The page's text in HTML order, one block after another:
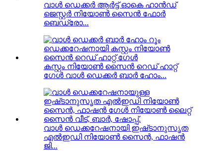
വാൾ ഡെക്കർ ആർട്ട് ഓകെ ഹാൻഡ്
ജെസ്റ്റർ നിയോൺ സൈൻ ഫോർ
ബെഡ്രോ...
കസ്റ്റം നിയോൺ സൈൻ റെഡ് ഹാറ്റ്
ഗേൾ വാൾ ഡെക്കർ ബാർ ഹോം...
വാൾ ഡെക്കറേഷനായി ഇഷ്‌ടാനുസൃത
എൽഇഡി നിയോൺ സൈൻ, ഫാഷൻ
ജി...